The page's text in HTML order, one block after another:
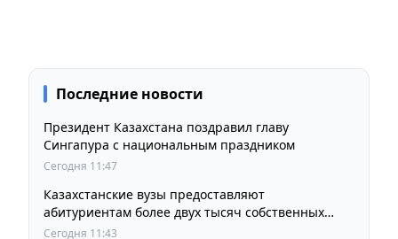
Последние новости
Президент Казахстана поздравил главу
Сингапура с национальным праздником
Сегодня 11:47
Казахстанские вузы предоставляют
абитуриентам более двух тысяч собственных
образовательных грантов
Сегодня 11:43